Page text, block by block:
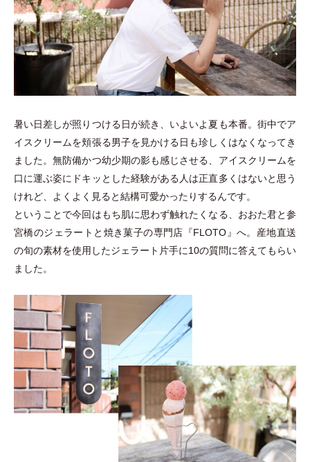
暑い日差しが照りつける日が続き、いよいよ夏も本番。街中でア
イスクリームを頬張る男子を見かける日も珍しくはなくなってき
ました。無防備かつ幼少期の影も感じさせる、アイスクリームを
口に運ぶ姿にドキッとした経験がある人は正直多くはないと思う
けれど、よくよく見ると結構可愛かったりするんです。
ということで今回はもち肌に思わず触れたくなる、おおた君と参
宮橋のジェラートと焼き菓子の専門店『FLOTO』へ。産地直送
の旬の素材を使用したジェラート片手に10の質問に答えてもらい
ました。